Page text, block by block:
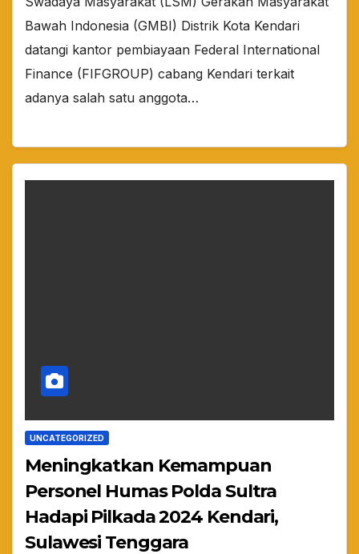
Bawah Indonesia (GMBI) Distrik Kota Kendari
datangi kantor pembiayaan Federal International
Finance (FIFGROUP) cabang Kendari terkait
adanya salah satu anggota…
UNCATEGORIZED
Meningkatkan Kemampuan
Personel Humas Polda Sultra
Hadapi Pilkada 2024 Kendari,
Sulawesi Tenggara